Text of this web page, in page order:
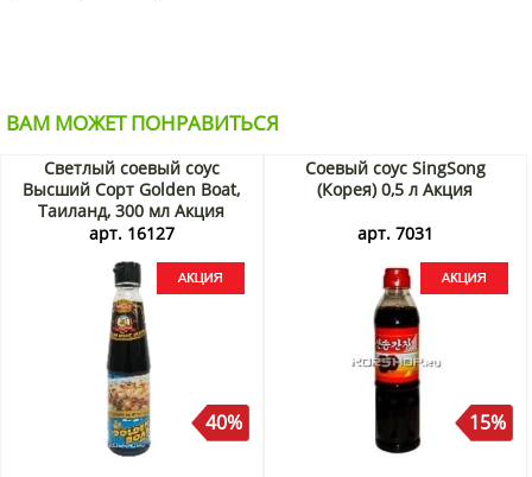
ВАМ МОЖЕТ ПОНРАВИТЬСЯ
Светлый соевый соус
Высший Сорт Golden Boat,
Таиланд, 300 мл Акция
арт. 16127
40%
Соевый соус SingSong
(Корея) 0,5 л Акция
арт. 7031
15%